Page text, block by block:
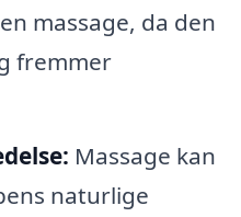
massage, da den
fremmer
Massage kan
naturlige